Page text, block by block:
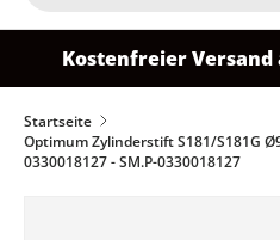
Kostenfreier Versand
Startseite
Optimum Zylinderstift S181/S181G
0330018127 - SM.P-0330018127